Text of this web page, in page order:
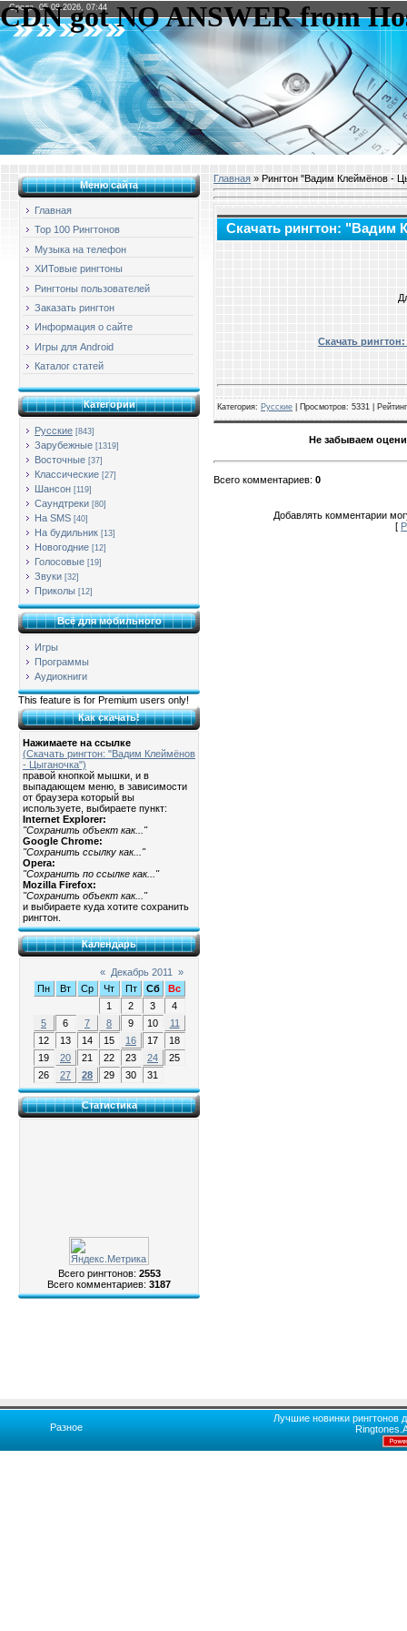
Среда, 05.08.2026, 07:44
Меню сайта
Главная
Top 100 Рингтонов
Музыка на телефон
ХИТовые рингтоны
Рингтоны пользователей
Заказать рингтон
Информация о сайте
Игры для Android
Каталог статей
Категории
Русские [843]
Зарубежные [1319]
Восточные [37]
Классические [27]
Шансон [119]
Саундтреки [80]
На SMS [40]
На будильник [13]
Новогодние [12]
Голосовые [19]
Звуки [32]
Приколы [12]
Всё для мобильного
Игры
Программы
Аудиокниги
This feature is for Premium users only!
Как скачать!
Нажимаете на ссылке
(Скачать рингтон: "Вадим Клеймёнов
- Цыганочка")
правой кнопкой мышки, и в
выпадающем меню, в зависимости
от браузера который вы
используете, выбираете пункт:
Internet Explorer:
"Сохранить объект как..."
Google Chrome:
"Сохранить ссылку как..."
Opera:
"Сохранить по ссылке как..."
Mozilla Firefox:
"Сохранить объект как..."
и выбираете куда хотите сохранить
рингтон.
Календарь
« Декабрь 2011
»
Пн
Вт Ср Чт Пт Сб
Вс
1
2 3
4
5
6 7 8 9 10
11
12
13 14 15 16 17
18
19
20 21 22 23 24
25
26
27 28 29 30 31
Статистика
Всего рингтонов: 2553
Всего комментариев: 3187
Главная » Рингтон "Вадим Клеймёнов -
Скачать рингтон: "Вадим
Скачать
Категория: Русские Просмотров: 5331 | Рейтинг
Не забываем
Всего комментариев: 0
Добавлять комментарии
[
Разное
Лучшие новинки рингтонов